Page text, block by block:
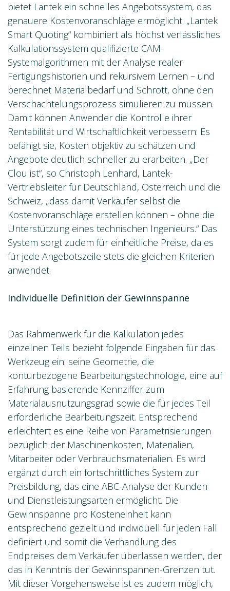
bietet Lantek ein schnelles Angebotssystem, das
genauere Kostenvoranschläge ermöglicht. „Lantek
Smart Quoting“ kombiniert als höchst verlässliches
Kalkulationssystem qualifizierte CAM-
Systemalgorithmen mit der Analyse realer
Fertigungshistorien und rekursivem Lernen – und
berechnet Materialbedarf und Schrott, ohne den
Verschachtelungsprozess simulieren zu müssen.
Damit können Anwender die Kontrolle ihrer
Rentabilität und Wirtschaftlichkeit verbessern: Es
befähigt sie, Kosten objektiv zu schätzen und
Angebote deutlich schneller zu erarbeiten. „Der
Clou ist“, so Christoph Lenhard, Lantek-
Vertriebsleiter für Deutschland, Österreich und die
Schweiz, „dass damit Verkäufer selbst die
Kostenvoranschläge erstellen können – ohne die
Unterstützung eines technischen Ingenieurs.“ Das
System sorgt zudem für einheitliche Preise, da es
für jede Angebotszeile stets die gleichen Kriterien
anwendet.
Individuelle Definition der Gewinnspanne
Das Rahmenwerk für die Kalkulation jedes
einzelnen Teils bezieht folgende Eingaben für das
Werkzeug ein: seine Geometrie, die
konturbezogene Bearbeitungstechnologie, eine auf
Erfahrung basierende Kennziffer zum
Materialausnutzungsgrad sowie die für jedes Teil
erforderliche Bearbeitungszeit. Entsprechend
erleichtert es eine Reihe von Parametrisierungen
bezüglich der Maschinenkosten, Materialien,
Mitarbeiter oder Verbrauchsmaterialien. Es wird
ergänzt durch ein fortschrittliches System zur
Preisbildung, das eine ABC-Analyse der Kunden
und Dienstleistungsarten ermöglicht. Die
Gewinnspanne pro Kosteneinheit kann
entsprechend gezielt und individuell für jeden Fall
definiert und somit die Verhandlung des
Endpreises dem Verkäufer überlassen werden, der
das in Kenntnis der Gewinnspannen-Grenzen tut.
Mit dieser Vorgehensweise ist es zudem möglich,